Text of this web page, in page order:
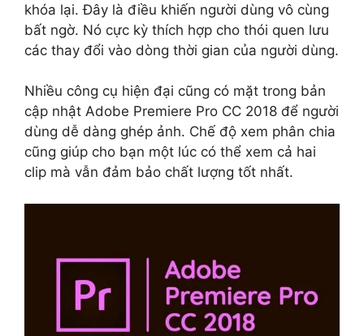
khóa lại. Đây là điều khiến người dùng vô cùng
bất ngờ. Nó cực kỳ thích hợp cho thói quen lưu
các thay đổi vào dòng thời gian của người dùng.
Nhiều công cụ hiện đại cũng có mặt trong bản
cập nhật Adobe Premiere Pro CC 2018 để người
dùng dễ dàng ghép ảnh. Chế độ xem phân chia
cũng giúp cho bạn một lúc có thể xem cả hai
clip mà vẫn đảm bảo chất lượng tốt nhất.